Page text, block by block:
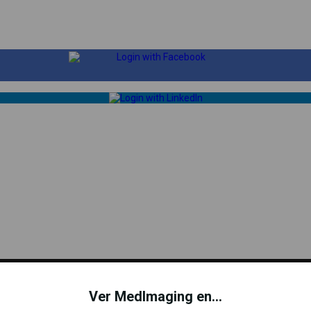
Ver MedImaging en...